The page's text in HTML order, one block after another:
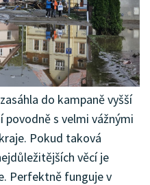
do kampaně vyšší
s velmi vážnými
Pokud taková
věcí je
Perfektně funguje v